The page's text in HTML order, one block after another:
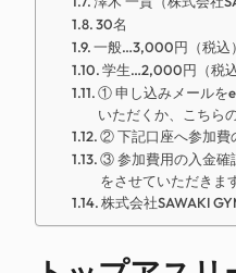
30名
一般…3,000円（税込）
学生…2,000円（税込
① 申し込みメールを
いただくか、こちら
② 下記口座へ参加費
③ 参加費用の入金確
をさせていただきま
株式会社SAWAKI